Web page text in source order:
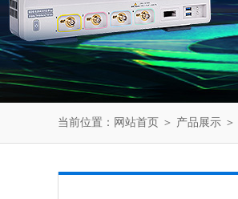
当前位置： 网站首页 ＞ 产品展示 ＞